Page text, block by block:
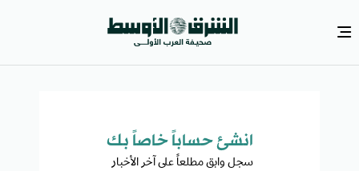
انشئ حساباً خاصاً بك​
سجل وابق مطلعاً على آخر الأخبار ​